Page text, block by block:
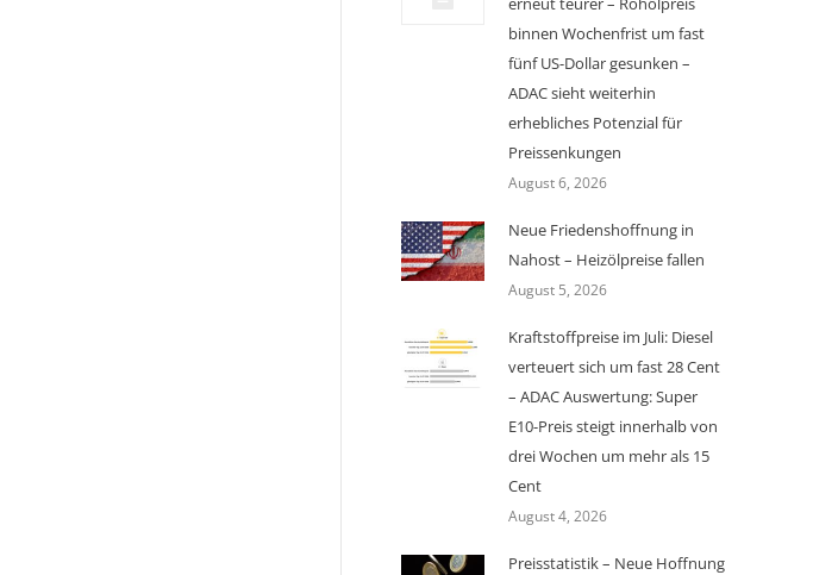
binnen Wochenfrist um fast
fünf US-Dollar gesunken –
ADAC sieht weiterhin
erhebliches Potenzial für
Preissenkungen
August 6, 2026
Neue Friedenshoffnung in
Nahost – Heizölpreise fallen
August 5, 2026
Kraftstoffpreise im Juli: Diesel
verteuert sich um fast 28 Cent
– ADAC Auswertung: Super
E10-Preis steigt innerhalb von
drei Wochen um mehr als 15
Cent
August 4, 2026
Preisstatistik – Neue Hoffnung